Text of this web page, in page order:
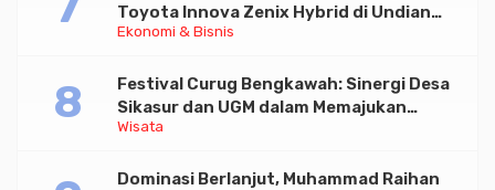
Ekonomi & Bisnis
Toyota Innova Zenix Hybrid di Undian
Tabungan Bima Bank Jateng
Wisata
Festival Curug Bengkawah: Sinergi Desa
Sikasur dan UGM dalam Memajukan
Wisata serta UMKM Lokal
Dominasi Berlanjut, Muhammad Raihan